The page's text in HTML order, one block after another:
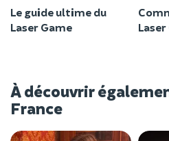
Le guide ultime du
Laser Game
Laser
À découvrir
France